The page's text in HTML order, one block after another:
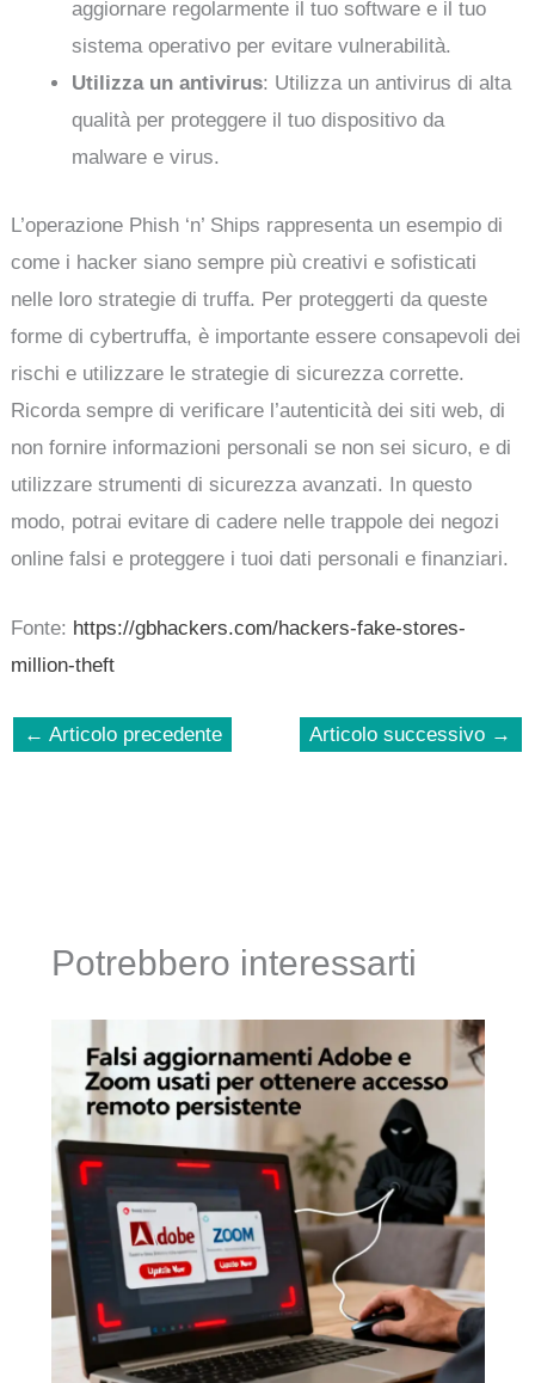
aggiornare regolarmente il tuo software e il tuo
sistema operativo per evitare vulnerabilità.
Utilizza un antivirus: Utilizza un antivirus di alta
qualità per proteggere il tuo dispositivo da
malware e virus.
L’operazione Phish ‘n’ Ships rappresenta un esempio di
come i hacker siano sempre più creativi e sofisticati
nelle loro strategie di truffa. Per proteggerti da queste
forme di cybertruffa, è importante essere consapevoli dei
rischi e utilizzare le strategie di sicurezza corrette.
Ricorda sempre di verificare l’autenticità dei siti web, di
non fornire informazioni personali se non sei sicuro, e di
utilizzare strumenti di sicurezza avanzati. In questo
modo, potrai evitare di cadere nelle trappole dei negozi
online falsi e proteggere i tuoi dati personali e finanziari.
Fonte: https://gbhackers.com/hackers-fake-stores-
million-theft
← Articolo precedente Articolo successivo →
Potrebbero interessarti